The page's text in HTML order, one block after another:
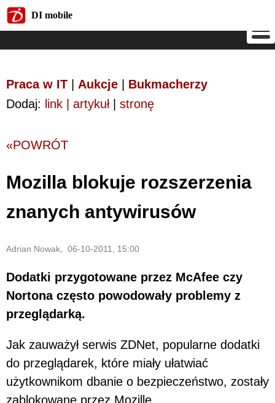
DI mobile
Praca w IT Aukcje
Bukmacherzy
Dodaj: link | artykuł| stronę
«POWRÓT
Mozilla blokuje rozszerzenia
znanych antywirusów
Adrian Nowak, 06-10-2011, 15:00
Dodatki przygotowane przez McAfee czy
Nortona często powodowały problemy z
przeglądarką.
Jak zauważył serwis ZDNet, popularne dodatki
do przeglądarek, które miały ułatwiać
użytkownikom dbanie o bezpieczeństwo, zostały
zablokowane przez Mozillę.
DI mobile